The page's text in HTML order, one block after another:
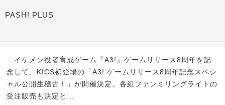
PASH! PLUS
イケメン役者育成ゲーム『A3!』ゲームリリース8周年を記
念して、KICS初登場の「A3! ゲームリリース8周年記念スペシ
ャル公開生稽古！」が開催決定。各組ファンミリングライトの
受注販売も決定と...